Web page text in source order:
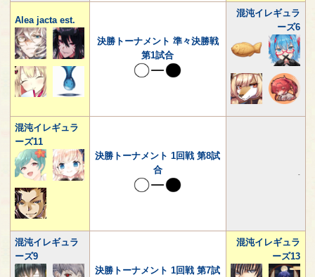
Alea jacta est.
決勝トーナメント 準々決勝戦
第1試合
混沌イレギュラ
ーズ6
混沌イレギュラ
ーズ11
決勝トーナメント 1回戦 第8試
合
-
混沌イレギュラ
ーズ9
決勝トーナメント 1回戦 第7試
混沌イレギュラ
ーズ13